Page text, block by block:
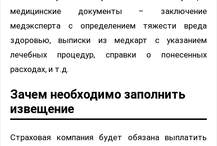
медицинские документы – заключение
медэксперта с определением тяжести вреда
здоровью, выписки из медкарт с указанием
лечебных процедур, справки о понесенных
расходах, и т.д.
Зачем необходимо заполнить
извещение
Страховая компания будет обязана выплатить